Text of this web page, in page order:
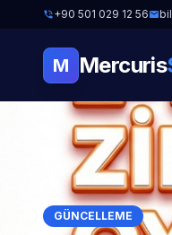
+90 501 029 12 56
M Mercuris
GÜNCELLEME